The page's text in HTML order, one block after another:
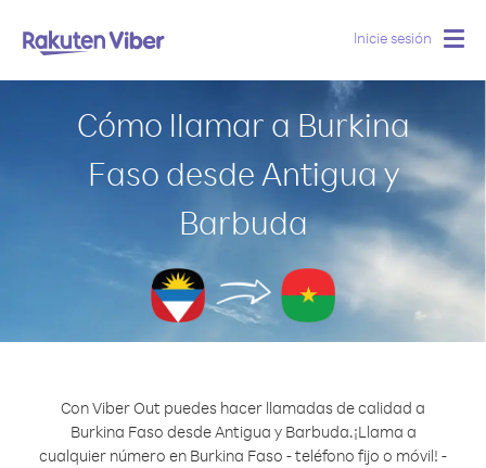
Inicie sesión
Cómo llamar a Burkina
Faso desde Antigua y
Barbuda
Con Viber Out puedes hacer llamadas de calidad a
Burkina Faso desde Antigua y Barbuda.¡Llama a
cualquier número en Burkina Faso - teléfono fijo o móvil! -